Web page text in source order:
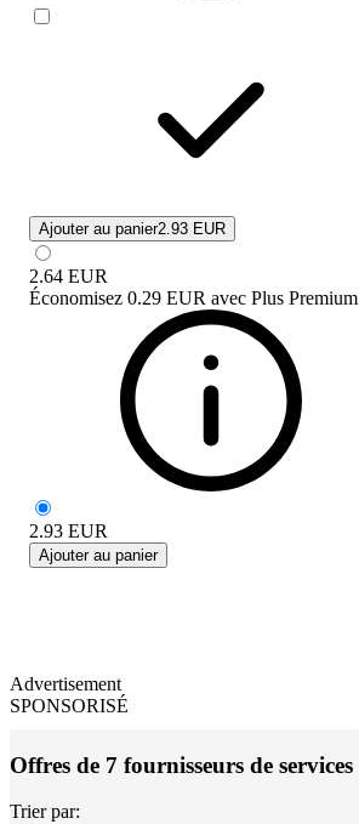
Ajouter au panier2.93 EUR
2.64 EUR
Économisez 0.29 EUR avec Plus Premium
2.93 EUR
Ajouter au panier
Advertisement
SPONSORISÉ
Offres de 7 fournisseurs de services
Trier par: